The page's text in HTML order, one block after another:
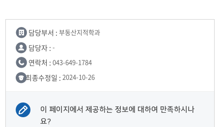
담당부서 : 부동산지적학과
담당자 : -
연락처 : 043-649-1784
최종수정일 : 2024-10-26
이 페이지에서 제공하는 정보에 대하여 만족하시나
요?